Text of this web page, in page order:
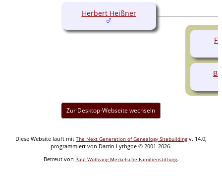
Herbert Heißner
Zur Desktop-Webseite wechseln
Diese Website läuft mit The Next Generation of Genealogy Sitebuildingv. 14.0,
programmiert von Darrin Lythgoe © 2001-2026.
Betreut von Paul Wolfgang Merkelsche Familienstiftung.